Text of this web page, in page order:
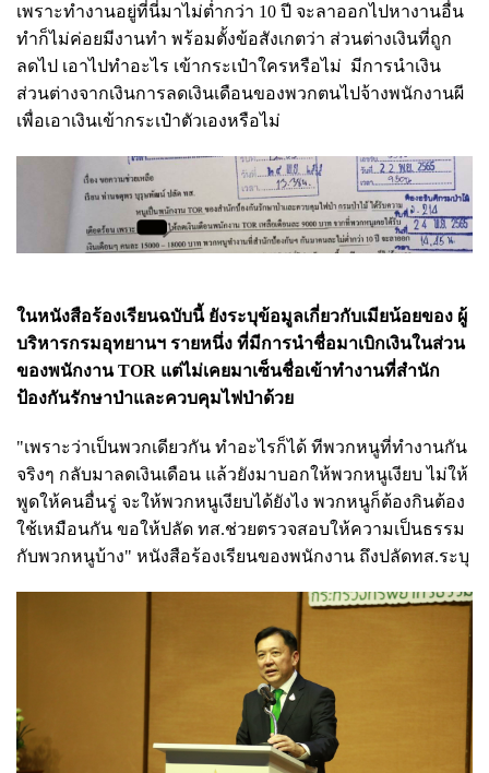
เพราะทำงานอยู่ที่นี่มาไม่ต่ำกว่า 10 ปี จะลาออกไปหางานอื่น
ทำก็ไม่ค่อยมีงานทำ พร้อมตั้งข้อสังเกตว่า ส่วนต่างเงินที่ถูก
ลดไป เอาไปทำอะไร เข้ากระเป๋าใครหรือไม่ มีการนำเงิน
ส่วนต่างจากเงินการลดเงินเดือนของพวกตนไปจ้างพนักงานผี
เพื่อเอาเงินเข้ากระเป๋าตัวเองหรือไม่
ในหนังสือร้องเรียนฉบับนี้ ยังระบุข้อมูลเกี่ยวกับเมียน้อยของ ผู้
บริหารกรมอุทยานฯ รายหนึ่ง ที่มีการนำชื่อมาเบิกเงินในส่วน
ของพนักงาน TOR แต่ไม่เคยมาเซ็นชื่อเข้าทำงานที่สำนัก
ป้องกันรักษาป่าและควบคุมไฟป่าด้วย
"เพราะว่าเป็นพวกเดียวกัน ทำอะไรก็ได้ ทีพวกหนูที่ทำงานกัน
จริงๆ กลับมาลดเงินเดือน แล้วยังมาบอกให้พวกหนูเงียบ ไม่ให้
พูดให้คนอื่นรู่ จะให้พวกหนูเงียบได้ยังไง พวกหนูก็ต้องกินต้อง
ใช้เหมือนกัน ขอให้ปลัด ทส.ช่วยตรวจสอบให้ความเป็นธรรม
กับพวกหนูบ้าง" หนังสือร้องเรียนของพนักงาน ถึงปลัดทส.ระบุ